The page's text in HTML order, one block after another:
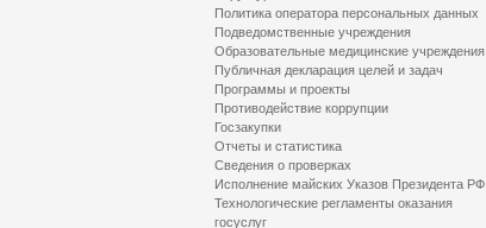
Политика оператора персональных данных
Подведомственные учреждения
Образовательные медицинские учреждения
Публичная декларация целей и задач
Программы и проекты
Противодействие коррупции
Госзакупки
Отчеты и статистика
Сведения о проверках
Исполнение майских Указов Президента РФ
Технологические регламенты оказания
госуслуг